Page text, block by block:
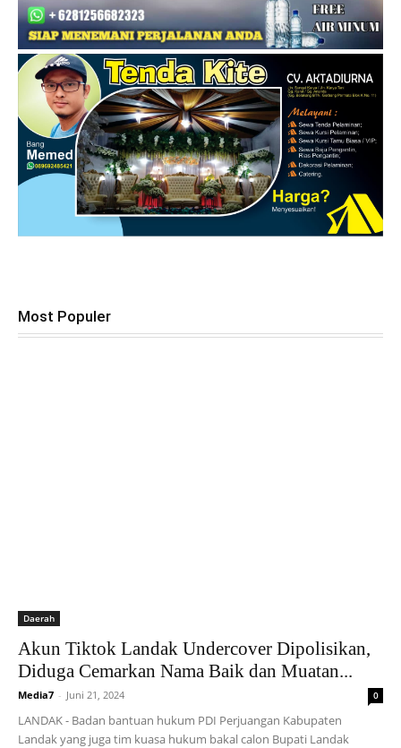
Most Populer
Daerah
Akun Tiktok Landak Undercover Dipolisikan,
Diduga Cemarkan Nama Baik dan Muatan...
Media7 - Juni 21, 2024 0
LANDAK - Badan bantuan hukum PDI Perjuangan Kabupaten
Landak yang juga tim kuasa hukum bakal calon Bupati Landak